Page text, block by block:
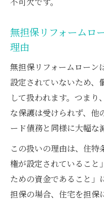
無担保リフォームロ
理由
無担保リフォームローン
設定されていないため、
して扱われます。つま
な保護は受けられず、他
ード債務と同様に大幅な
この扱いの理由は、住特
権が設定されていること
ための資金であること」
担保の場合、住宅を担保